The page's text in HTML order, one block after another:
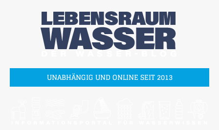
UNABHÄNGIG UND ONLINE SEIT 2013